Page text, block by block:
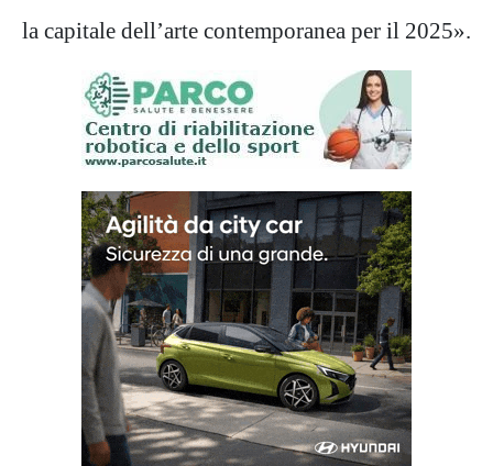
la capitale dell’arte contemporanea per il 2025».